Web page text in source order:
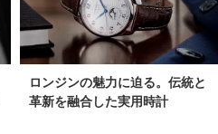
ロンジンの魅力に迫る。伝統と
革新を融合した実用時計